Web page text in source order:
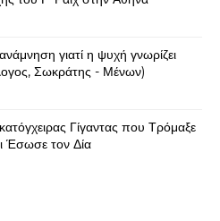
γιατί η ψυχή γνωρίζει
Σωκράτης - Μένων)
Γίγαντας που Τρόμαξε
Έσωσε τον Δία